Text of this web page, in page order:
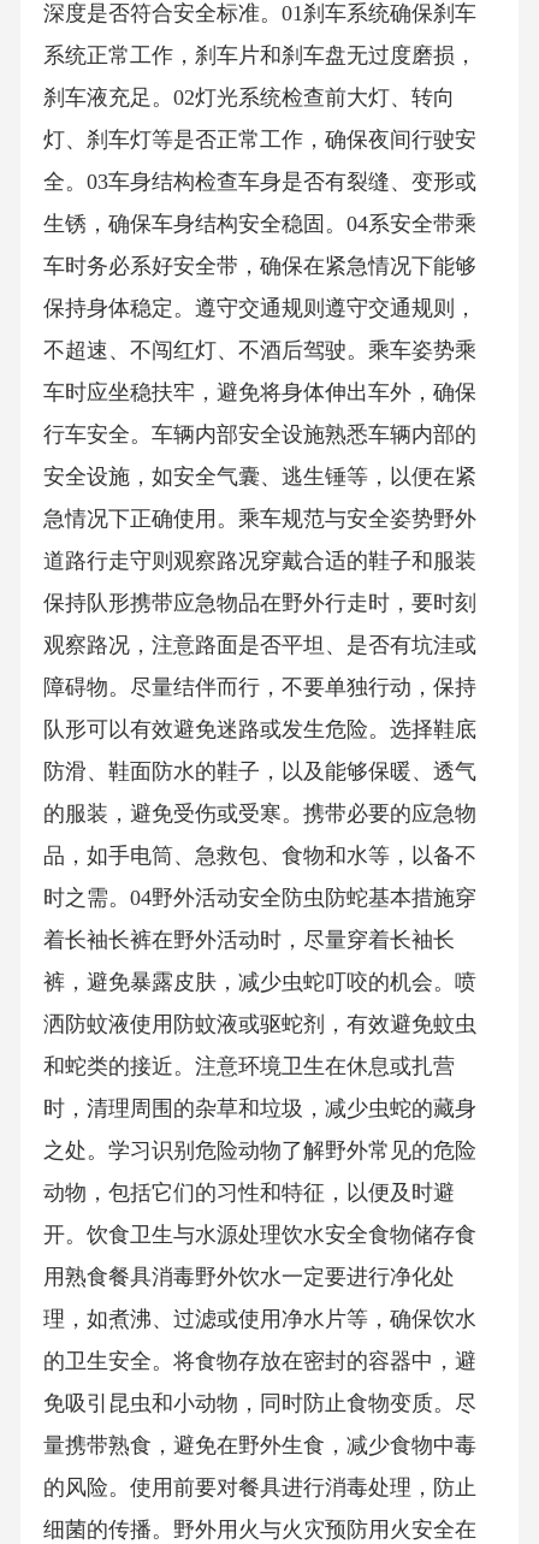
深度是否符合安全标准。01刹车系统确保刹车
系统正常工作，刹车片和刹车盘无过度磨损，
刹车液充足。02灯光系统检查前大灯、转向
灯、刹车灯等是否正常工作，确保夜间行驶安
全。03车身结构检查车身是否有裂缝、变形或
生锈，确保车身结构安全稳固。04系安全带乘
车时务必系好安全带，确保在紧急情况下能够
保持身体稳定。遵守交通规则遵守交通规则，
不超速、不闯红灯、不酒后驾驶。乘车姿势乘
车时应坐稳扶牢，避免将身体伸出车外，确保
行车安全。车辆内部安全设施熟悉车辆内部的
安全设施，如安全气囊、逃生锤等，以便在紧
急情况下正确使用。乘车规范与安全姿势野外
道路行走守则观察路况穿戴合适的鞋子和服装
保持队形携带应急物品在野外行走时，要时刻
观察路况，注意路面是否平坦、是否有坑洼或
障碍物。尽量结伴而行，不要单独行动，保持
队形可以有效避免迷路或发生危险。选择鞋底
防滑、鞋面防水的鞋子，以及能够保暖、透气
的服装，避免受伤或受寒。携带必要的应急物
品，如手电筒、急救包、食物和水等，以备不
时之需。04野外活动安全防虫防蛇基本措施穿
着长袖长裤在野外活动时，尽量穿着长袖长
裤，避免暴露皮肤，减少虫蛇叮咬的机会。喷
洒防蚊液使用防蚊液或驱蛇剂，有效避免蚊虫
和蛇类的接近。注意环境卫生在休息或扎营
时，清理周围的杂草和垃圾，减少虫蛇的藏身
之处。学习识别危险动物了解野外常见的危险
动物，包括它们的习性和特征，以便及时避
开。饮食卫生与水源处理饮水安全食物储存食
用熟食餐具消毒野外饮水一定要进行净化处
理，如煮沸、过滤或使用净水片等，确保饮水
的卫生安全。将食物存放在密封的容器中，避
免吸引昆虫和小动物，同时防止食物变质。尽
量携带熟食，避免在野外生食，减少食物中毒
的风险。使用前要对餐具进行消毒处理，防止
细菌的传播。野外用火与火灾预防用火安全在